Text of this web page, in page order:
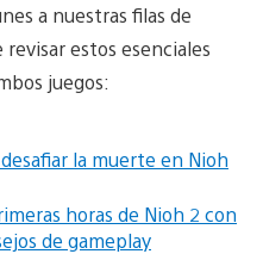
a nuestras filas de
revisar estos esenciales
juegos:
la muerte en Nioh
horas de Nioh 2 con
de gameplay